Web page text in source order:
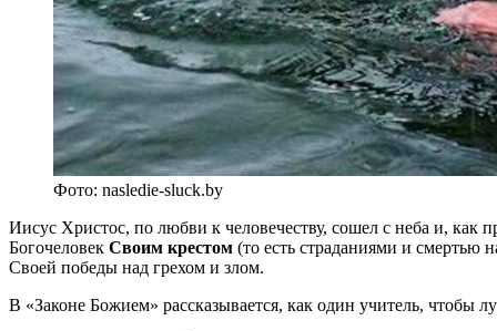
Фото: nasledie-sluck.by
Иисус Христос, по любви к человечеству, сошел с неба и, как
Богочеловек Своим крестом (то есть страданиями и смертью
Своей победы над грехом и злом.
В «Законе Божием» рассказывается, как один учитель,